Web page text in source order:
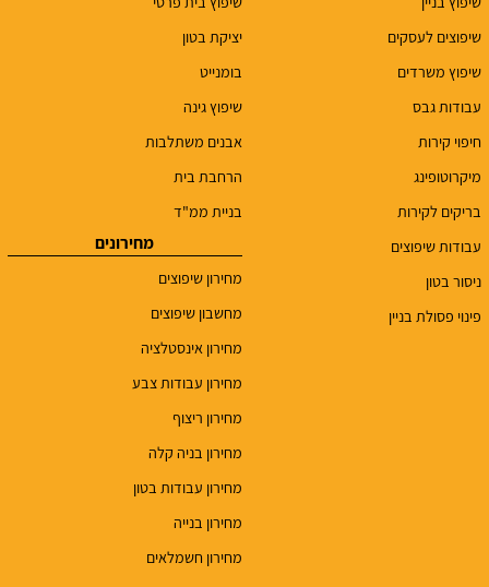
שיפוצים לעסקים
שיפוץ משרדים
עבודות גבס
חיפוי קירות
מיקרוטופינג
בריקים לקירות
עבודות שיפוצים
ניסור בטון
פינוי פסולת בניין
יציקת בטון
בומנייט
שיפוץ גינה
אבנים משתלבות
הרחבת בית
בניית ממ"ד
מחירונים
מחירון שיפוצים
מחשבון שיפוצים
מחירון אינסטלציה
מחירון עבודות צבע
מחירון ריצוף
מחירון בניה קלה
מחירון עבודות בטון
מחירון בנייה
מחירון חשמלאים